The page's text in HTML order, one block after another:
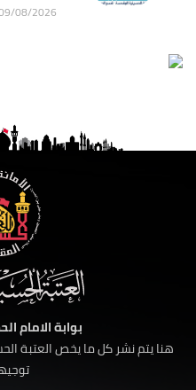
08/2026
بوابة الامام
هنا يتم نشر كل ما يخص العتبة